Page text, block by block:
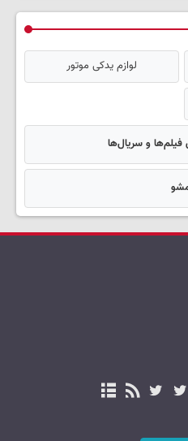
لوازم یدکی موتور
و سریال‌ها